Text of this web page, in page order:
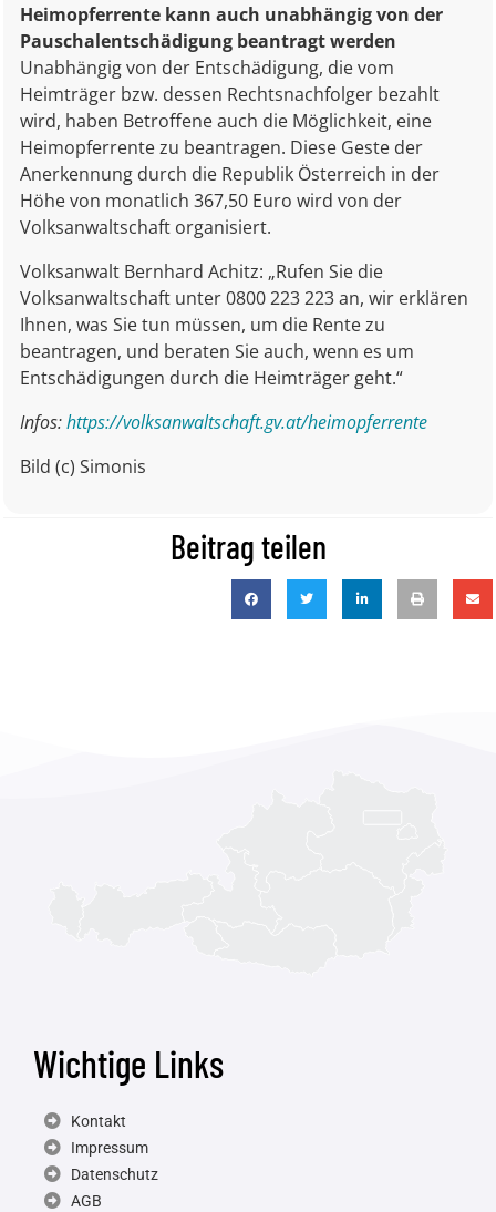
Heimopferrente kann auch unabhängig von der
Pauschalentschädigung beantragt werden
Unabhängig von der Entschädigung, die vom
Heimträger bzw. dessen Rechtsnachfolger bezahlt
wird, haben Betroffene auch die Möglichkeit, eine
Heimopferrente zu beantragen. Diese Geste der
Anerkennung durch die Republik Österreich in der
Höhe von monatlich 367,50 Euro wird von der
Volksanwaltschaft organisiert.
Volksanwalt Bernhard Achitz: „Rufen Sie die
Volksanwaltschaft unter 0800 223 223 an, wir erklären
Ihnen, was Sie tun müssen, um die Rente zu
beantragen, und beraten Sie auch, wenn es um
Entschädigungen durch die Heimträger geht.“
Infos:https://volksanwaltschaft.gv.at/heimopferrente
Bild (c) Simonis
Beitrag teilen
Wichtige Links
Kontakt
Impressum
Datenschutz
AGB